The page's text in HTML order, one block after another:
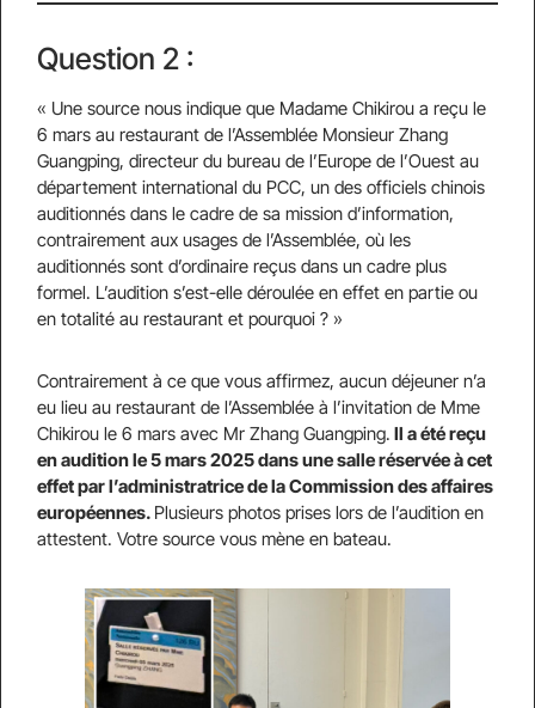
Question 2 :
« Une source nous indique que Madame Chikirou a reçu le
6 mars au restaurant de l’Assemblée Monsieur Zhang
Guangping, directeur du bureau de l’Europe de l’Ouest au
département international du PCC, un des officiels chinois
auditionnés dans le cadre de sa mission d’information,
contrairement aux usages de l’Assemblée, où les
auditionnés sont d’ordinaire reçus dans un cadre plus
formel. L’audition s’est-elle déroulée en effet en partie ou
en totalité au restaurant et pourquoi ? »
Contrairement à ce que vous affirmez, aucun déjeuner n’a
eu lieu au restaurant de l’Assemblée à l’invitation de Mme
Chikirou le 6 mars avec Mr Zhang Guangping. Il a été reçu
en audition le 5 mars 2025 dans une salle réservée à cet
effet par l’administratrice de la Commission des affaires
européennes. Plusieurs photos prises lors de l’audition en
attestent. Votre source vous mène en bateau.